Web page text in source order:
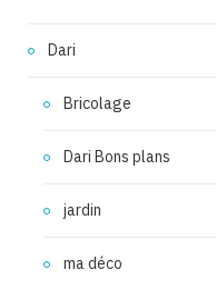
Dari
Bricolage
Dari Bons plans
jardin
ma déco